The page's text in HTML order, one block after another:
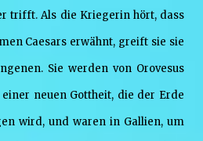
trifft. Als die Kriegerin hört, dass
Caesars erwähnt, greift sie sie
Sie werden von Orovesus
neuen Gottheit, die der Erde
wird, und waren in Gallien, um